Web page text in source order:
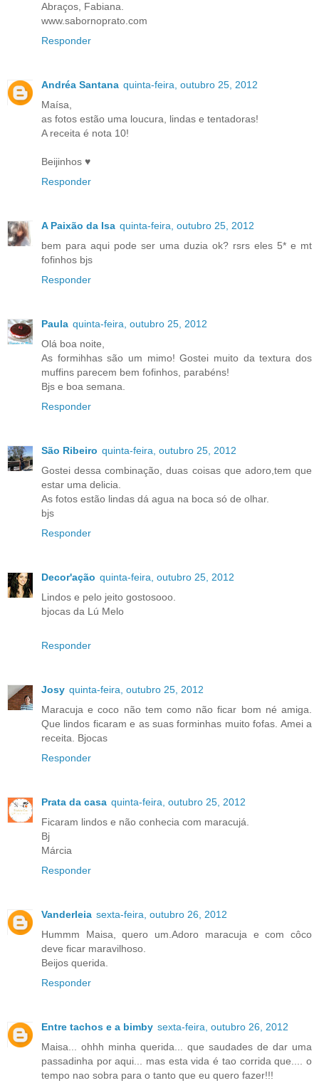
Abraços, Fabiana.
www.sabornoprato.com
Responder
Andréa Santana quinta-feira, outubro 25, 2012
Maísa,
as fotos estão uma loucura, lindas e tentadoras!
A receita é nota 10!
Beijinhos ♥
Responder
A Paixão da Isa quinta-feira, outubro 25, 2012
bem para aqui pode ser uma duzia ok? rsrs eles 5* e mt
fofinhos bjs
Responder
Paula quinta-feira, outubro 25, 2012
Olá boa noite,
As formihhas são um mimo! Gostei muito da textura dos
muffins parecem bem fofinhos, parabéns!
Bjs e boa semana.
Responder
São Ribeiro quinta-feira, outubro 25, 2012
Gostei dessa combinação, duas coisas que adoro,tem que
estar uma delicia.
As fotos estão lindas dá agua na boca só de olhar.
bjs
Responder
Decor'ação quinta-feira, outubro 25, 2012
Lindos e pelo jeito gostosooo.
bjocas da Lú Melo
Responder
Josy quinta-feira, outubro 25, 2012
Maracuja e coco não tem como não ficar bom né amiga.
Que lindos ficaram e as suas forminhas muito fofas. Amei a
receita. Bjocas
Responder
Prata da casa quinta-feira, outubro 25, 2012
Ficaram lindos e não conhecia com maracujá.
Bj
Márcia
Responder
Vanderleia sexta-feira, outubro 26, 2012
Hummm Maisa, quero um.Adoro maracuja e com côco
deve ficar maravilhoso.
Beijos querida.
Responder
Entre tachos e a bimby sexta-feira, outubro 26, 2012
Maisa... ohhh minha querida... que saudades de dar uma
passadinha por aqui... mas esta vida é tao corrida que.... o
tempo nao sobra para o tanto que eu quero fazer!!!